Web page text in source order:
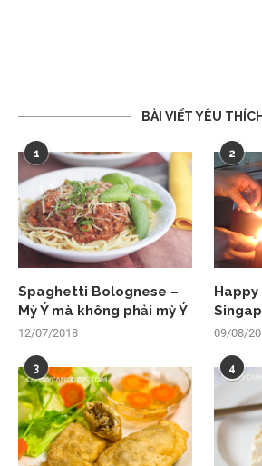
BÀI VIẾT YÊU THÍCH
1
Spaghetti Bolognese –
Mỳ Ý mà không phải mỳ Ý
12/07/2018
2
09/08/
3 4